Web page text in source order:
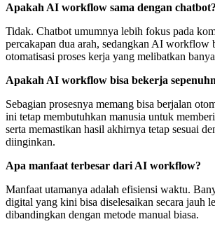
Apakah AI workflow sama dengan chatbot?
Tidak. Chatbot umumnya lebih fokus pada
percakapan dua arah, sedangkan AI workflow
otomatisasi proses kerja yang melibatkan
Apakah AI workflow bisa bekerja
Sebagian prosesnya memang bisa berjalan
ini tetap membutuhkan manusia untuk
serta memastikan hasil akhirnya tetap sesuai
diinginkan.
Apa manfaat terbesar dari AI workflow?
Manfaat utamanya adalah efisiensi waktu.
digital yang kini bisa diselesaikan secara jauh
dibandingkan dengan metode manual biasa.